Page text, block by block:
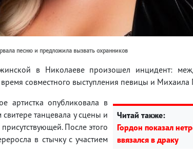
песню и предложила вызвать охранников
в Николаеве произошел инцидент:
совместного выступления певицы и Михаила
Читай также:
Гордон показал
ввязался в драку
артистка опубликовала в
танцевала у сцены и
После этого
в стычку с участием